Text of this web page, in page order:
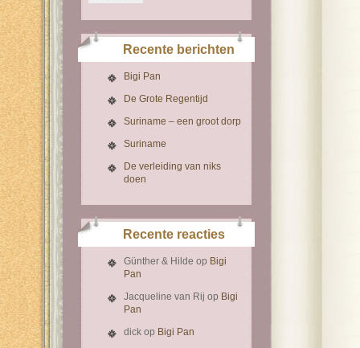
Recente berichten
Bigi Pan
De Grote Regentijd
Suriname – een groot dorp
Suriname
De verleiding van niks
doen
Recente reacties
Günther & Hilde op Bigi
Pan
Jacqueline van Rij op Bigi
Pan
dick op Bigi Pan